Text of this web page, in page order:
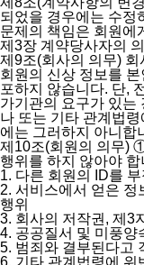
되었을 경우에는 수정
문제의 책임은 회원에
제3장 계약당사자의
제9조(회사의 의무) 회
회원의 신상 정보를
포하지 않습니다. 단,
가기관의 요구가 있는
나 또는 기타 관계법
에는 그러하지 아니합
제10조(회원의 의무) ①
행위를 하지 않아야 합
1. 다른 회원의 ID를
2. 서비스에서 얻은 정
행위
3. 회사의 저작권, 제3
4. 공공질서 및 미풍양
5. 범죄와 결부된다고
6. 기타 관계법령에 위